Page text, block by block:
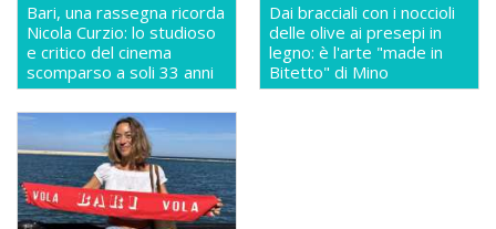
Bari, una rassegna ricorda
Nicola Curzio: lo studioso
e critico del cinema
scomparso a soli 33 anni
Dai bracciali con i noccioli
delle olive ai presepi in
legno: è l'arte "made in
Bitetto" di Mino